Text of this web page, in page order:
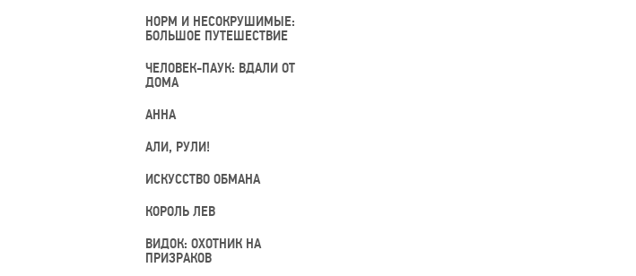
НОРМ И НЕСОКРУШИМЫЕ:
БОЛЬШОЕ ПУТЕШЕСТВИЕ
ЧЕЛОВЕК-ПАУК: ВДАЛИ ОТ
ДОМА
АННА
АЛИ, РУЛИ!
ИСКУССТВО ОБМАНА
КОРОЛЬ ЛЕВ
ВИДОК: ОХОТНИК НА
ПРИЗРАКОВ